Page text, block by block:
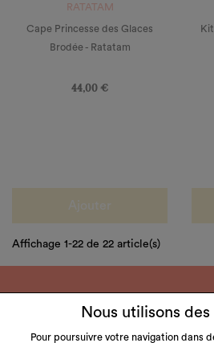
RATATAM
Cape Princesse des Glaces
Brodée - Ratatam
44,00 €
Affichage 1-22 de 22 article(s)
Nous utilisons
Pour poursuivre votre navigation dans